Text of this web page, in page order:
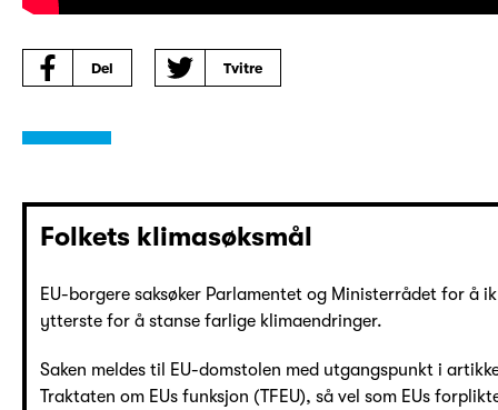
Del Tvitre
Folkets klimasøksmål
EU-borgere saksøker Parlamentet og Ministerrådet for å
ytterste for å stanse farlige klimaendringer.
Saken meldes til EU-domstolen med utgangspunkt i
Traktaten om EUs funksjon (TFEU), så vel som EUs